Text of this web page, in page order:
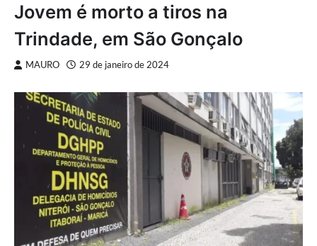
Jovem é morto a tiros na
Trindade, em São Gonçalo
MAURO 29 de janeiro de 2024